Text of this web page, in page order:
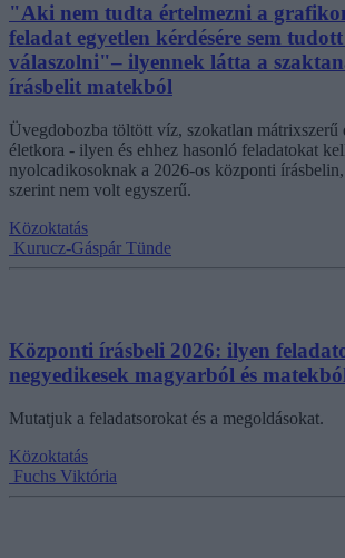
"Aki nem tudta értelmezni a
feladat egyetlen kérdésére sem tudott
válaszolni"– ilyennek látta a
írásbelit matekból
Üvegdobozba töltött víz, szokatlan mátrixszerű
életkora - ilyen és ehhez hasonló feladatokat
nyolcadikosoknak a 2026-os központi
szerint nem volt egyszerű.
Közoktatás
Kurucz-Gáspár Tünde
Központi írásbeli 2026: ilyen
negyedikesek magyarból és
Mutatjuk a feladatsorokat és a megoldásokat.
Közoktatás
Fuchs Viktória